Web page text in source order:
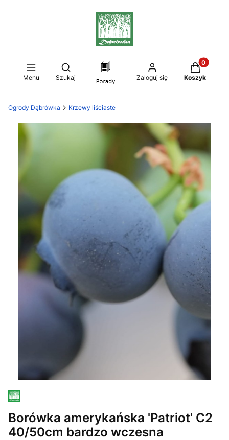
Menu
Otwórz wyszukiwarkę
Szukaj Zaloguj się
Produkty
Koszyk
Ogrody Dąbrówka Krzewy liściaste
Borówka amerykańska 'Patriot' C2
40/50cm bardzo wczesna